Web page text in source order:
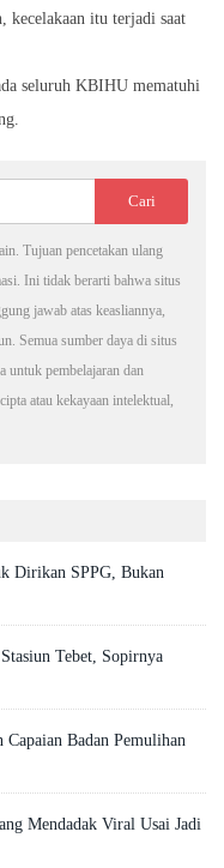
kecelakaan itu terjadi saat
seluruh KBIHU mematuhi
Tujuan pencetakan ulang
Ini tidak berarti bahwa situs
jawab atas keasliannya,
Semua sumber daya di situs
untuk pembelajaran dan
atau kekayaan intelektual,
Dirikan SPPG, Bukan
Tebet, Sopirnya
Badan Pemulihan
Mendadak Viral Usai Jadi